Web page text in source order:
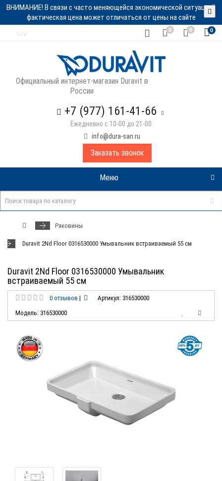
ВНИМАНИЕ! В связи с часто меняющейся экономической ситуацией
фактическая цена может отличаться от цены на сайте
0 0 0
Официальный интернет-магазин Duravit в
России
+7 (977) 161-41-66
Ежедневно с 10-00 до 21-00
info@dura-san.ru
Заказать звонок
Меню
Раковины
Duravit 2Nd Floor 0316530000 Умывальник встраиваемый 55 см
Duravit 2Nd Floor 0316530000 Умывальник
встраиваемый 55 см
0 отзывов |
Артикул: 316530000
Модель: 316530000